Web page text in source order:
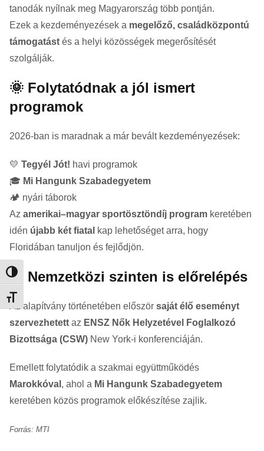
Nagy kontraszt váltása
Betűméret váltása
tanodák nyílnak meg Magyarország több pontján.
Ezek a kezdeményezések a megelőző, családközpontú
támogatást és a helyi közösségek megerősítését
szolgálják.
🌞 Folytatódnak a jól ismert
programok
2026-ban is maradnak a már bevált kezdeményezések:
💛 Tegyél Jót! havi programok
🎓 Mi Hangunk Szabadegyetem
🏕️ nyári táborok
Az amerikai–magyar sportösztöndíj program keretében
idén újabb két fiatal kap lehetőséget arra, hogy
Floridában tanuljon és fejlődjön.
🌍 Nemzetközi szinten is előrelépés
Az alapítvány történetében először saját élő eseményt
szervezhetett az ENSZ Nők Helyzetével Foglalkozó
Bizottsága (CSW) New York-i konferenciáján.
Emellett folytatódik a szakmai együttműködés
Marokkóval , ahol a Mi Hangunk Szabadegyetem
keretében közös programok előkészítése zajlik.
Forrás: MTI